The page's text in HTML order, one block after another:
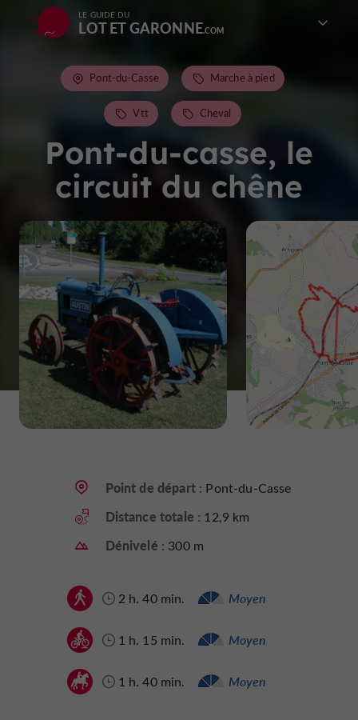
LE GUIDE DU
LOT ET GARONNE
Pont-du-casse, le
circuit du chêne
Pont-du-Casse Marche à pied
Vtt Cheval
Point de départ : Pont-du-Casse
Distance totale : 12,9 km
Dénivelé : 300 m
2 h. 40 min. Moyen
1 h. 15 min. Moyen
1 h. 40 min. Moyen